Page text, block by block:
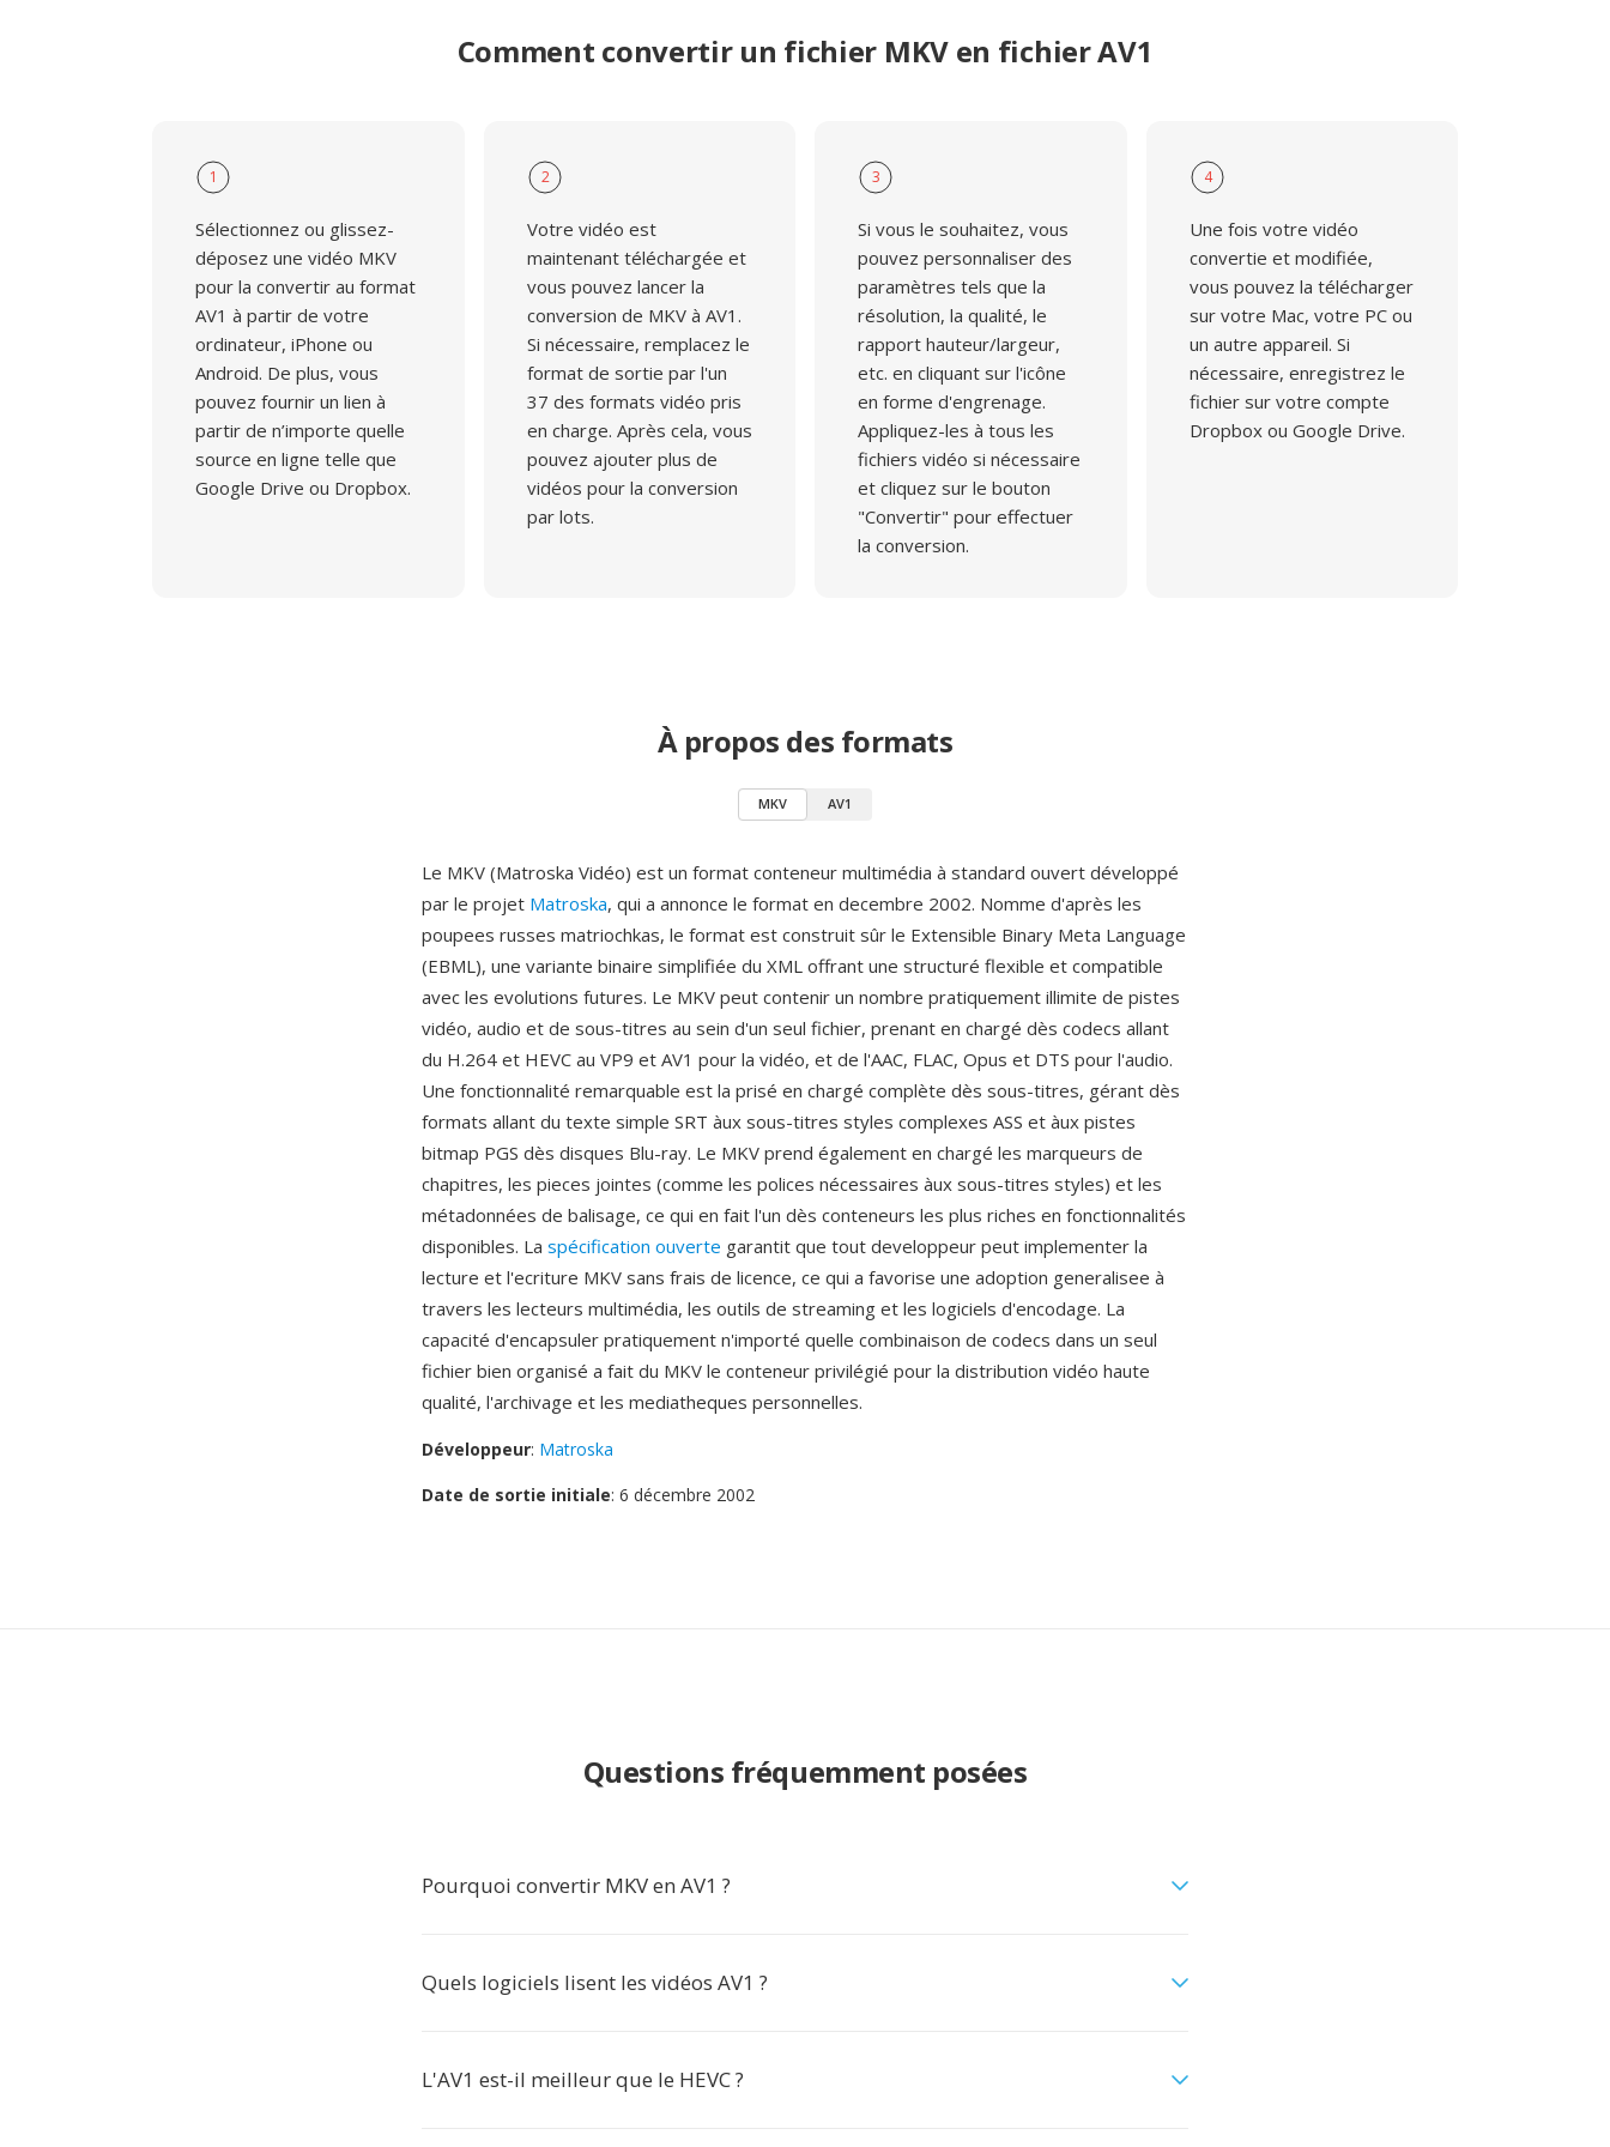
Comment convertir un fichier MKV en fichier AV1
1
Sélectionnez ou glissez-
déposez une vidéo MKV
pour la convertir au format
AV1 à partir de votre
ordinateur, iPhone ou
Android. De plus, vous
pouvez fournir un lien à
partir de n’importe quelle
source en ligne telle que
Google Drive ou Dropbox.
2
Votre vidéo est
maintenant téléchargée et
vous pouvez lancer la
conversion de MKV à AV1.
Si nécessaire, remplacez le
format de sortie par l'un
37 des formats vidéo pris
en charge. Après cela, vous
pouvez ajouter plus de
vidéos pour la conversion
par lots.
3
Si vous le souhaitez, vous
pouvez personnaliser des
paramètres tels que la
résolution, la qualité, le
rapport hauteur/largeur,
etc. en cliquant sur l'icône
en forme d'engrenage.
Appliquez-les à tous les
fichiers vidéo si nécessaire
et cliquez sur le bouton
"Convertir" pour effectuer
la conversion.
4
Une fois votre vidéo
convertie et modifiée,
vous pouvez la télécharger
sur votre Mac, votre PC ou
un autre appareil. Si
nécessaire, enregistrez le
fichier sur votre compte
Dropbox ou Google Drive.
À propos des formats
MKV AV1
Le MKV (Matroska Vidéo) est un format conteneur multimédia à standard ouvert développé
par le projet Matroska, qui a annonce le format en decembre 2002. Nomme d'après les
poupees russes matriochkas, le format est construit sûr le Extensible Binary Meta Language
(EBML), une variante binaire simplifiée du XML offrant une structuré flexible et compatible
avec les evolutions futures. Le MKV peut contenir un nombre pratiquement illimite de pistes
vidéo, audio et de sous-titres au sein d'un seul fichier, prenant en chargé dès codecs allant
du H.264 et HEVC au VP9 et AV1 pour la vidéo, et de l'AAC, FLAC, Opus et DTS pour l'audio.
Une fonctionnalité remarquable est la prisé en chargé complète dès sous-titres, gérant dès
formats allant du texte simple SRT àux sous-titres styles complexes ASS et àux pistes
bitmap PGS dès disques Blu-ray. Le MKV prend également en chargé les marqueurs de
chapitres, les pieces jointes (comme les polices nécessaires àux sous-titres styles) et les
métadonnées de balisage, ce qui en fait l'un dès conteneurs les plus riches en fonctionnalités
disponibles. La spécification ouverte garantit que tout developpeur peut implementer la
lecture et l'ecriture MKV sans frais de licence, ce qui a favorise une adoption generalisee à
travers les lecteurs multimédia, les outils de streaming et les logiciels d'encodage. La
capacité d'encapsuler pratiquement n'importé quelle combinaison de codecs dans un seul
fichier bien organisé a fait du MKV le conteneur privilégié pour la distribution vidéo haute
qualité, l'archivage et les mediatheques personnelles.
Développeur: Matroska
Date de sortie initiale: 6 décembre 2002
Questions fréquemment posées
Pourquoi convertir MKV en AV1 ?
Quels logiciels lisent les vidéos AV1 ?
L'AV1 est-il meilleur que le HEVC ?